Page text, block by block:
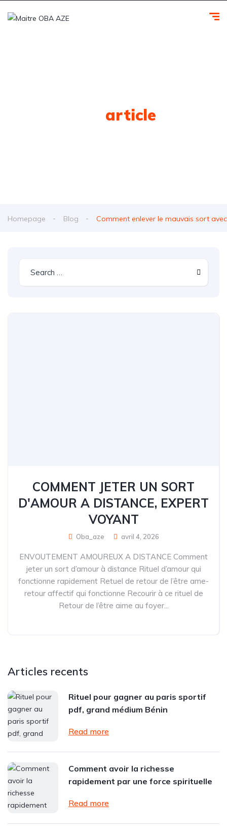
article
Homepage Blog Comment enlever le mauvais sort
COMMENT JETER UN SORT
D'AMOUR A DISTANCE, EXPERT
VOYANT
Oba_aze avril 4, 2026
ENVOUTEMENT AMOUREUX A DISTANCE Comment
jeter un sort d’amour à distance Rituel d’amour qui
fonctionne rapidement Retuel de retour de l’être ame-
retour affectif qui fonctionne Recourir à ce rituel de
Retour de l’être aime au foyer...
Articles recents
Rituel pour gagner au paris sportif
pdf, grand médium Bénin
Read more
Comment avoir la richesse
rapidement par une force spirituelle
Read more